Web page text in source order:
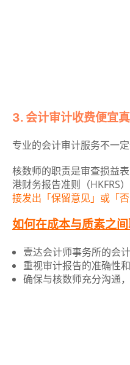
3. 会计审计收费便宜真
专业的会计审计服务不一
核数师的职责是审查损益
港财务报告准则（HKFRS）
接发出「保留意见」或「
如何在成本与质素之间
壹达会计师事务所的会
重视审计报告的准确性
确保与核数师充分沟通